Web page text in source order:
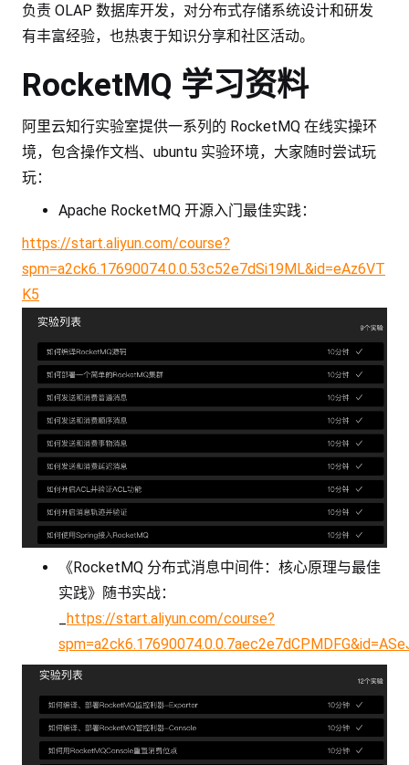
负责 OLAP 数据库开发，对分布式存储系统设计和研发
有丰富经验，也热衷于知识分享和社区活动。
RocketMQ 学习资料
阿里云知行实验室提供一系列的 RocketMQ 在线实操环
境，包含操作文档、ubuntu 实验环境，大家随时尝试玩
玩：
Apache RocketMQ 开源入门最佳实践：
https://start.aliyun.com/course?
spm=a2ck6.17690074.0.0.53c52e7dSi19ML&id=eAz6VT
K5
《RocketMQ 分布式消息中间件：核心原理与最佳
实践》随书实战：
https://start.aliyun.com/course?